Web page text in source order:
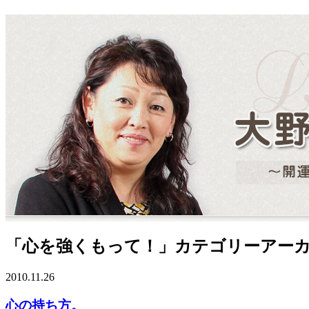
「心を強くもって！」カテゴリーアー
2010.11.26
心の持ち方。